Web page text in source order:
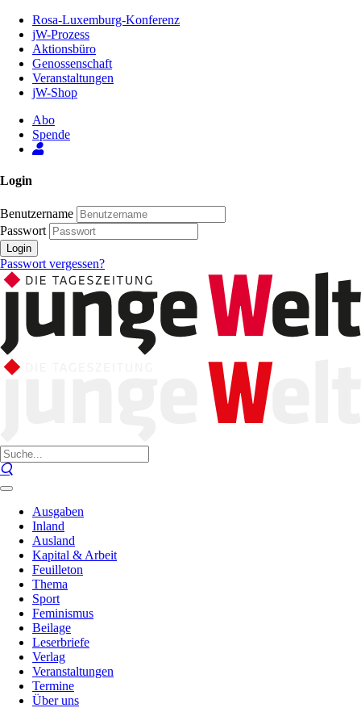
Inhalt
Seite
Rosa-Luxemburg-Konferenz
jW-Prozess
Aktionsbüro
Genossenschaft
Veranstaltungen
jW-Shop
Abo
Spende
Login
Benutzername
Passwort
Login
Passwort vergessen?
Ausgaben
Inland
Ausland
Kapital & Arbeit
Feuilleton
Thema
Sport
Feminismus
Beilage
Leserbriefe
Verlag
Veranstaltungen
Termine
Über uns